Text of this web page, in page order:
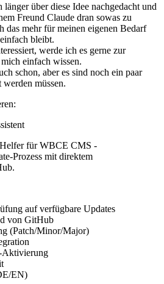
über diese Idee nachgedacht und
Freund Claude dran sowas zu
das mehr für meinen eigenen Bedarf
bleibt.
werde ich es gerne zur
einfach wissen.
schon, aber es sind noch ein paar
müssen.
für WBCE CMS -
Prozess mit direktem
auf verfügbare Updates
von GitHub
(Patch/Minor/Major)
Aktivierung
EN)